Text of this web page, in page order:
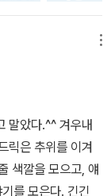
한 햇볕 아래서 햇
라 이야기를 했
지 않고 놀고 있는
차곡차곡 쌓인 양
분해하며 프레드
그간 자신의 머리
시간들을 즐겁게
나는 모두가 똑같
말았다.^^ 겨우내
릭은 추위를 이겨
색깔을 모으고, 얘
를 모은다. 긴긴